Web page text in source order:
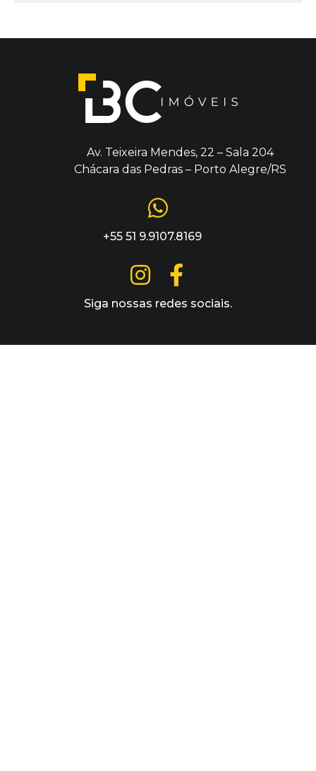
Av. Teixeira Mendes, 22 – Sala 204
Chácara das Pedras – Porto Alegre/RS
+55 51 9.9107.8169
Siga nossas redes sociais.